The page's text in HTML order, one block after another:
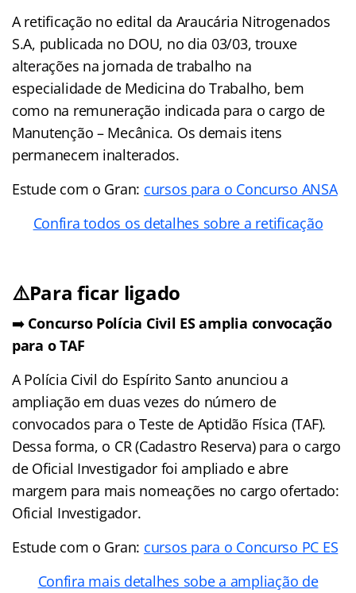
A retificação no edital da Araucária Nitrogenados
S.A, publicada no DOU, no dia 03/03, trouxe
alterações na jornada de trabalho na
especialidade de Medicina do Trabalho, bem
como na remuneração indicada para o cargo de
Manutenção – Mecânica. Os demais itens
permanecem inalterados.
Estude com o Gran: cursos para o Concurso ANSA
Confira todos os detalhes sobre a retificação
⚠️Para ficar ligado
➡️ Concurso Polícia Civil ES amplia convocação
para o TAF
A Polícia Civil do Espírito Santo anunciou a
ampliação em duas vezes do número de
convocados para o Teste de Aptidão Física (TAF).
Dessa forma, o CR (Cadastro Reserva) para o cargo
de Oficial Investigador foi ampliado e abre
margem para mais nomeações no cargo ofertado:
Oficial Investigador.
Estude com o Gran: cursos para o Concurso PC ES
Confira mais detalhes sobe a ampliação de